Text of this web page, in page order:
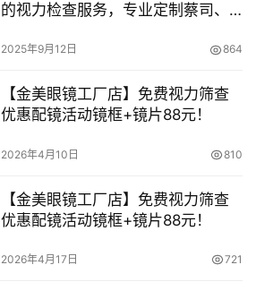
的视力检查服务，专业定制蔡司、
等知名品牌镜片！
2025年9月12日 864
【金美眼镜工厂店】免费视力筛查
优惠配镜活动镜框+镜片88元！
2026年4月10日 810
【金美眼镜工厂店】免费视力筛查
优惠配镜活动镜框+镜片88元！
2026年4月17日 721